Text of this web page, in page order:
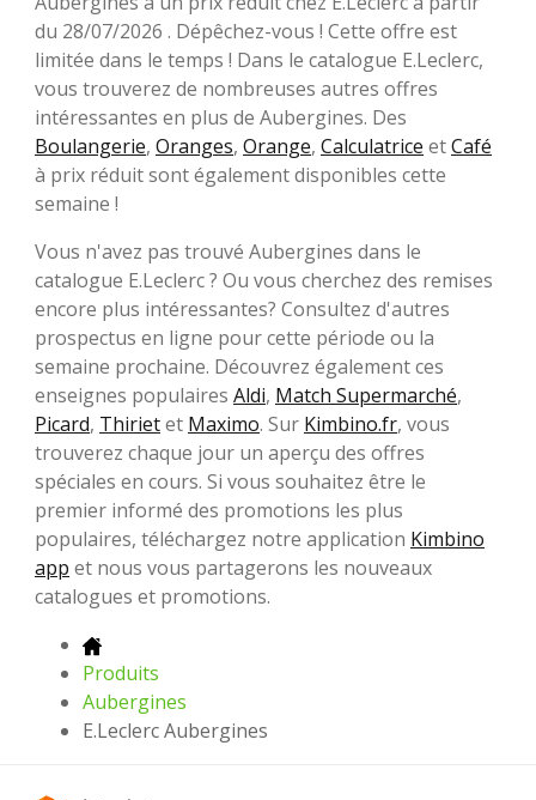
du 28/07/2026 . Dépêchez-vous ! Cette offre est
limitée dans le temps ! Dans le catalogue E.Leclerc,
vous trouverez de nombreuses autres offres
intéressantes en plus de Aubergines. Des
Boulangerie, Oranges, Orange, Calculatrice etCafé
à prix réduit sont également disponibles cette
semaine !
Vous n'avez pas trouvé Aubergines dans le
catalogue E.Leclerc ? Ou vous cherchez des remises
encore plus intéressantes? Consultez d'autres
prospectus en ligne pour cette période ou la
semaine prochaine. Découvrez également ces
enseignes populaires Aldi, Match Supermarché,
Picard, Thirietet Maximo. Sur Kimbino.fr, vous
trouverez chaque jour un aperçu des offres
spéciales en cours. Si vous souhaitez être le
premier informé des promotions les plus
populaires, téléchargez notre application Kimbino
app et nous vous partagerons les nouveaux
catalogues et promotions.
Produits
Aubergines
E.Leclerc Aubergines